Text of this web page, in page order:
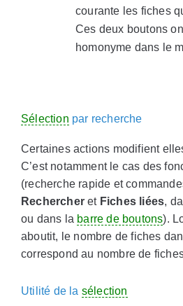
courante les fiches
Ces deux boutons
homonyme dans le
Sélection par recherche
Certaines actions modifient
C’est notamment le cas des
(recherche rapide et
Rechercher et Fiches liées,
ou dans la barre de boutons).
aboutit, le nombre de fiches
correspond au nombre de
Utilité de la sélection